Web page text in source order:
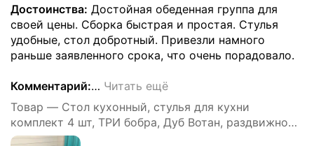
Достоинства: Достойная обеденная группа для
своей цены. Сборка быстрая и простая. Стулья
удобные, стол добротный. Привезли намного
раньше заявленного срока, что очень порадовало.
Комментарий:… Читать ещё
Товар — Стол кухонный, стулья для кухни
комплект 4 шт, ТРИ бобра, Дуб Вотан, раздвижной,
110х70х75 см